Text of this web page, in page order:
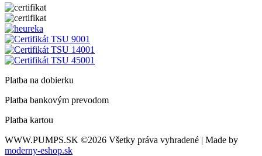
Platba na dobierku
Platba bankovým prevodom
Platba kartou
WWW.PUMPS.SK ©2026 Všetky práva vyhradené | Made by
moderny-eshop.sk